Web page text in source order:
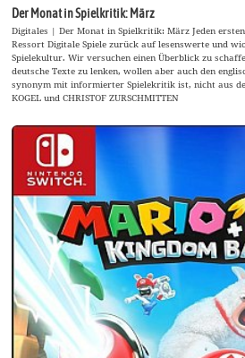
Der Monat in Spielkritik: März
Digitales | Der Monat in Spielkritik: März Jeden
Ressort Digitale Spiele zurück auf lesenswerte und
Spielekultur. Wir versuchen einen Überblick zu
deutsche Texte zu lenken, wollen aber auch den
synonym mit informierter Spielekritik ist, nicht aus
KOGEL und CHRISTOF ZURSCHMITTEN